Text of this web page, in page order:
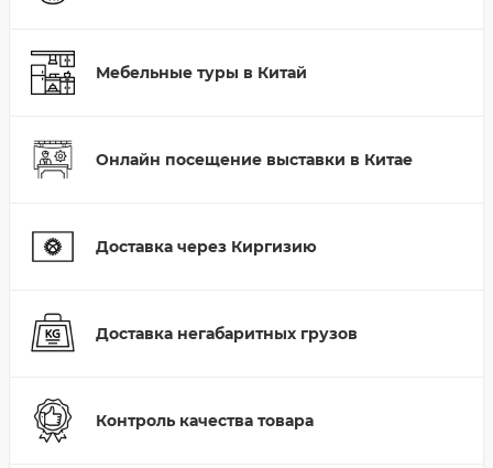
Мебельные туры в Китай
Онлайн посещение выставки в Китае
Доставка через Киргизию
Доставка негабаритных грузов
Контроль качества товара